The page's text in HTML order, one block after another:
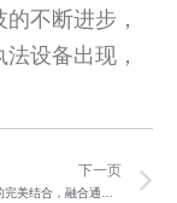
不断进步，
设备出现，
下一页
对讲机与执法仪的完美结合，融合通讯让你事半功倍！